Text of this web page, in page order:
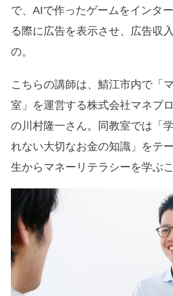
で、AIで作ったゲームをインタ
る際に広告を表示させ、広告収
の。
こちらの講師は、鯖江市内で「
室」を運営する株式会社マネプ
の川村隆一さん。同教室では「
れない大切なお金の知識」をテ
生からマネーリテラシーを学ぶ